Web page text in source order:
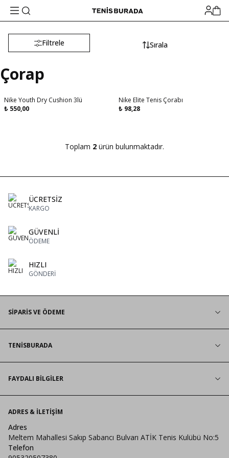
Filtrele Sırala
Çorap
Nike Youth Dry Cushion 3lü
₺ 550,00
Nike Elite Tenis Çorabı
₺ 98,28
Toplam 2ürün bulunmaktadır.
ÜCRETSİZ
KARGO
GÜVENLİ
ÖDEME
HIZLI
GÖNDERİ
SİPARİS VE ÖDEME
TENİSBURADA
FAYDALI BİLGİLER
ADRES & İLETIŞIM
Adres
Meltem Mahallesi Sakıp Sabancı Bulvarı ATİK Tenis Kulübü No:5
Telefon